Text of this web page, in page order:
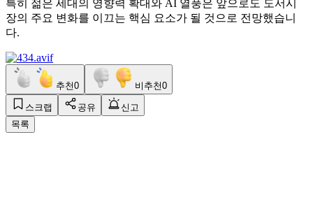
특히 젊은 세대의 영향력 확대와 AI 열풍은 앞으로도 도서시
장의 주요 변화를 이끄는 핵심 요소가 될 것으로 전망했습니
다.
추천0 비추천0
스크랩 공유
신고
목록